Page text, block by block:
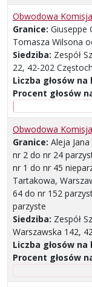
Obwodowa
Granice: Giuseppe
Tomasza Wilsona
Siedziba: Zespół
22, 42-202
Liczba głosów
Procent głosów
Obwodowa
Granice: Aleja
nr 2 do nr 24
nr 1 do nr 45
Tartakowa,
64 do nr 152
parzyste
Siedziba: Zespół
Warszawska 142,
Liczba głosów
Procent głosów